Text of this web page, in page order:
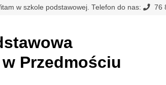
w szkole podstawowej. Telefon do nas: 76
w Przedmościu